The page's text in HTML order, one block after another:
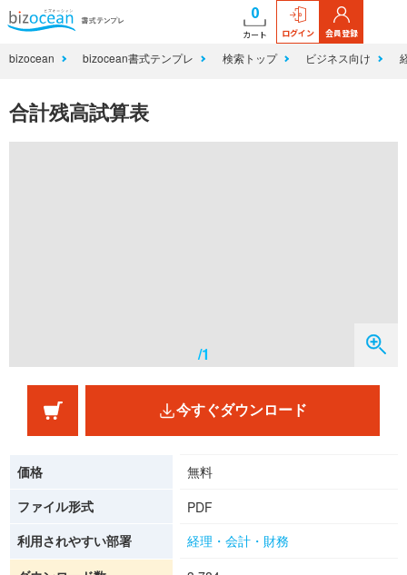
0
カート ログイン 会員登録
bizocean bizocean書式テンプレ 検索トップ ビジネス向け
合計残高試算表
/1
今すぐダウンロード
価格
無料
ファイル形式
PDF
利用されやすい部署
経理・会計・財務